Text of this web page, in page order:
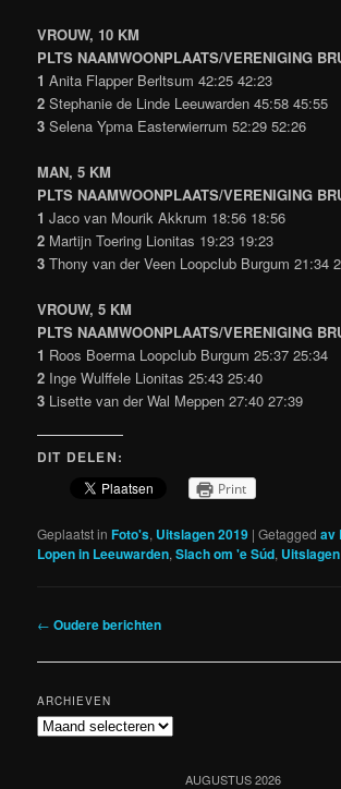
VROUW, 10 KM
PLTS NAAMWOONPLAATS/VERENIGING
1 Anita Flapper Berltsum 42:25 42:23
2 Stephanie de Linde Leeuwarden 45:58 45:55
3 Selena Ypma Easterwierrum 52:29 52:26
MAN, 5 KM
PLTS NAAMWOONPLAATS/VERENIGING
1 Jaco van Mourik Akkrum 18:56 18:56
2 Martijn Toering Lionitas 19:23 19:23
3 Thony van der Veen Loopclub Burgum 21:34
VROUW, 5 KM
PLTS NAAMWOONPLAATS/VERENIGING
1 Roos Boerma Loopclub Burgum 25:37 25:34
2 Inge Wulffele Lionitas 25:43 25:40
3 Lisette van der Wal Meppen 27:40 27:39
DIT DELEN:
Print
Geplaatst in Foto's, Uitslagen 2019 |Getagged av
Lopen in Leeuwarden,Slach om 'e Súd, Uitslagen
Berichtnavigatie
← Oudere berichten
ARCHIEVEN
Archieven
AUGUSTUS 2026